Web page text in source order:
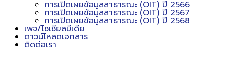
การเปิดเผยข้อมูลสาธารณะ (OIT) ปี 2566
การเปิดเผยข้อมูลสาธารณะ (OIT) ปี 2567
การเปิดเผยข้อมูลสาธารณะ (OIT) ปี 2568
เพจ/โซเชียลมีเดีย
ดาวน์โหลดเอกสาร
ติดต่อเรา